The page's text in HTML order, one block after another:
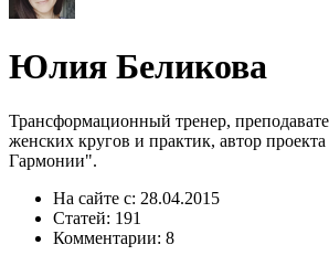
Юлия Беликова
Трансформационный тренер,
женских кругов и практик, автор
Гармонии".
На сайте с: 28.04.2015
Статей: 191
Комментарии: 8